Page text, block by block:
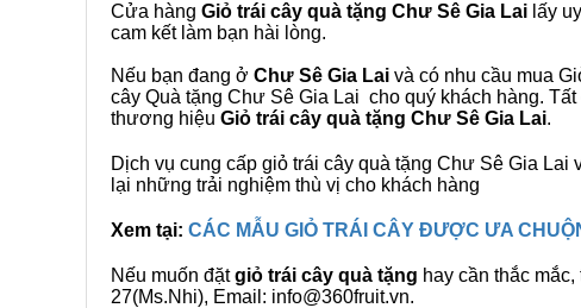
Cửa hàng Giỏ trái cây quà tặng Chư Sê Gia Lai lấy
cam kết làm bạn hài lòng.
Nếu bạn đang ở Chư Sê Gia Lai và có nhu cầu mua
cây Quà tặng Chư Sê Gia Lai cho quý khách hàng.
thương hiệu Giỏ trái cây quà tặng Chư Sê Gia Lai.
Dịch vụ cung cấp giỏ trái cây quà tặng Chư Sê Gia
lại những trải nghiệm thù vị cho khách hàng
Xem tại: CÁC MẪU GIỎ TRÁI CÂY ĐƯỢC ƯA
Nếu muốn đặtgiỏ trái cây quà tặng hay cần thắc
27(Ms.Nhi), Email: info@360fruit.vn.